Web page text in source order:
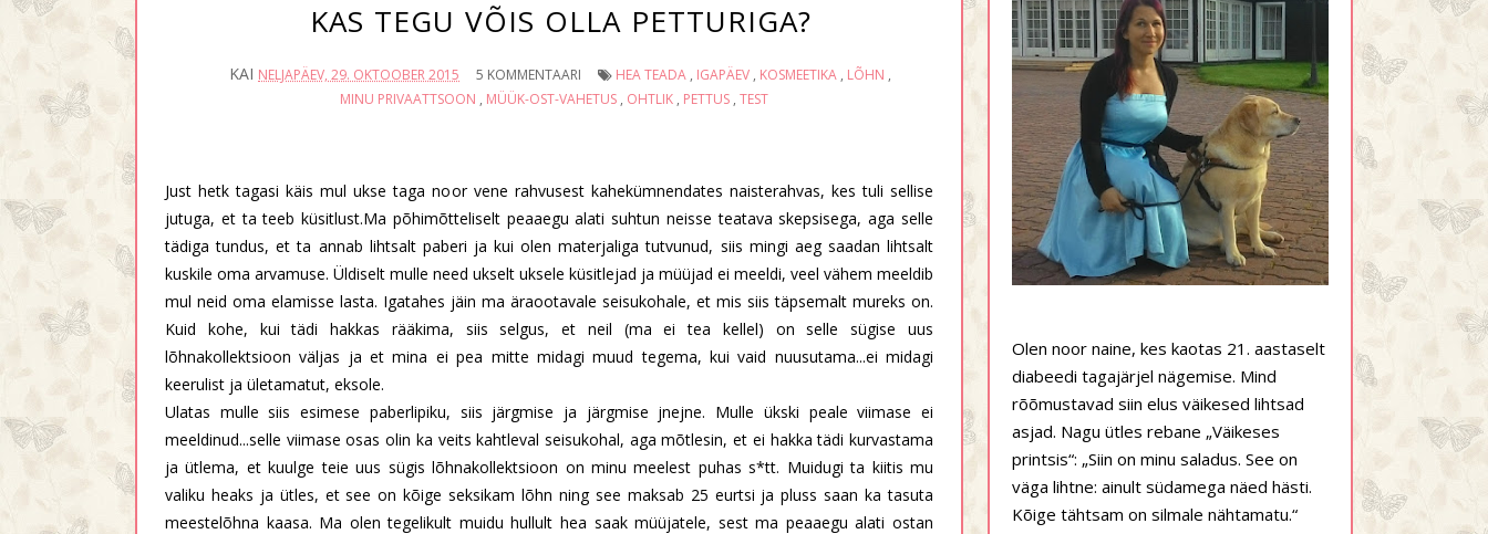
KAS TEGU VÕIS OLLA PETTURIGA?
KAI NELJAPÄEV, 29. OKTOOBER 2015 5 KOMMENTAARI HEA TEADA , IGAPÄEV , KOSMEETIKA , LÕHN ,
MINU PRIVAATTSOON , MÜÜK-OST-VAHETUS, OHTLIK, PETTUS, TEST
Just hetk tagasi käis mul ukse taga noor vene rahvusest kahekümnendates naisterahvas, kes tuli sellise
jutuga, et ta teeb küsitlust.Ma põhimõtteliselt peaaegu alati suhtun neisse teatava skepsisega, aga selle
tädiga tundus, et ta annab lihtsalt paberi ja kui olen materjaliga tutvunud, siis mingi aeg saadan lihtsalt
kuskile oma arvamuse. Üldiselt mulle need ukselt uksele küsitlejad ja müüjad ei meeldi, veel vähem meeldib
mul neid oma elamisse lasta. Igatahes jäin ma äraootavale seisukohale, et mis siis täpsemalt mureks on.
Kuid kohe, kui tädi hakkas rääkima, siis selgus, et neil (ma ei tea kellel) on selle sügise uus
lõhnakollektsioon väljas ja et mina ei pea mitte midagi muud tegema, kui vaid nuusutama...ei midagi
keerulist ja ületamatut, eksole.
Ulatas mulle siis esimese paberlipiku, siis järgmise ja järgmise jnejne. Mulle ükski peale viimase ei
meeldinud...selle viimase osas olin ka veits kahtleval seisukohal, aga mõtlesin, et ei hakka tädi kurvastama
ja ütlema, et kuulge teie uus sügis lõhnakollektsioon on minu meelest puhas s*tt. Muidugi ta kiitis mu
valiku heaks ja ütles, et see on kõige seksikam lõhn ning see maksab 25 eurtsi ja pluss saan ka tasuta
meestelõhna kaasa. Ma olen tegelikult muidu hullult hea saak müüjatele, sest ma peaaegu alati ostan
Olen noor naine, kes kaotas 21. aastaselt
diabeedi tagajärjel nägemise. Mind
rõõmustavad siin elus väikesed lihtsad
asjad. Nagu ütles rebane „Väikeses
printsis“: „Siin on minu saladus. See on
väga lihtne: ainult südamega näed hästi.
Kõige tähtsam on silmale nähtamatu.“